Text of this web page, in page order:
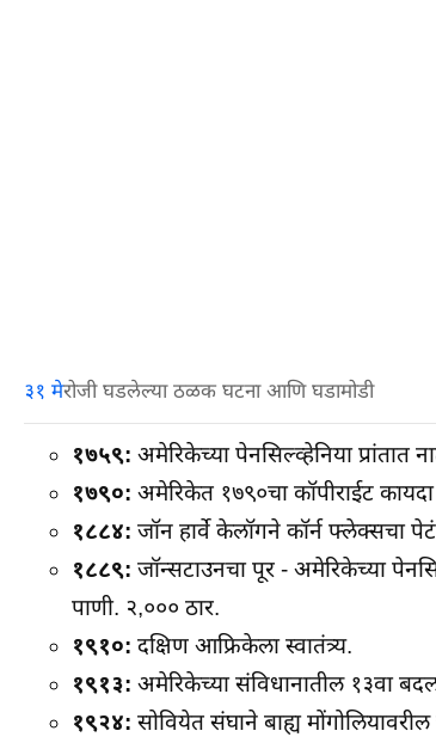
३१ मेरोजी घडलेल्या ठळक घटना आणि घडामोडी
१७५९: अमेरिकेच्या पेनसिल्व्हेनिया प्रांतात
१७९०: अमेरिकेत १७९०चा कॉपीराईट
१८८४: जॉन हार्वे केलॉगने कॉर्न फ्लेक्सचा
१८८९: जॉन्सटाउनचा पूर - अमेरिकेच्या
पाणी. २,००० ठार.
१९१०: दक्षिण आफ्रिकेला स्वातंत्र्य.
१९१३: अमेरिकेच्या संविधानातील १३वा
१९२४: सोवियेत संघाने बाह्य